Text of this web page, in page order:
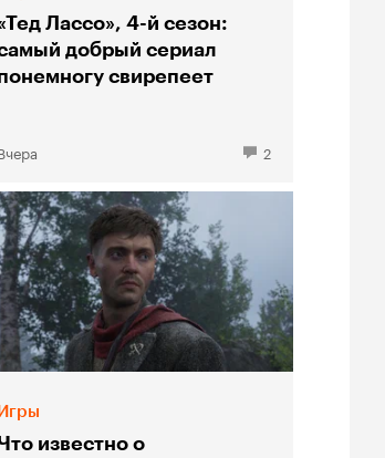
Лассо», 4-й сезон:
добрый сериал
свирепеет
2
известно о